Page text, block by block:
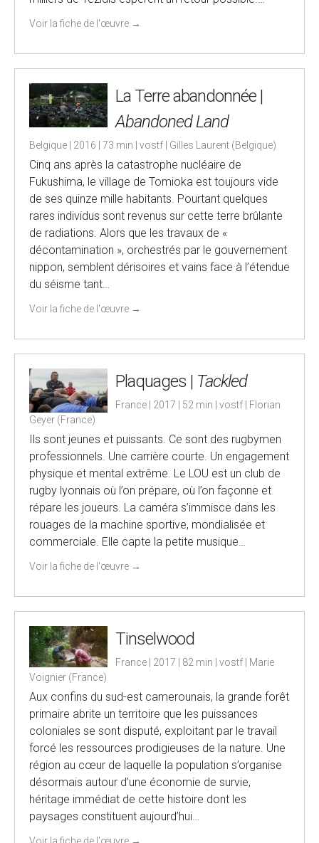
Voir la fiche de l'œuvre →
La Terre abandonnée |
Abandoned Land
Belgique | 2016 | 73 min | vostf | Gilles Laurent (Belgique)
Cinq ans après la catastrophe nucléaire de
Fukushima, le village de Tomioka est toujours vide
de ses quinze mille habitants. Pourtant quelques
rares individus sont revenus sur cette terre brûlante
de radiations. Alors que les travaux de «
décontamination », orchestrés par le gouvernement
nippon, semblent dérisoires et vains face à l’étendue
du séisme tant…
Voir la fiche de l'œuvre →
Plaquages | Tackled
France | 2017 | 52 min | vostf | Florian
Geyer (France)
Ils sont jeunes et puissants. Ce sont des rugbymen
professionnels. Une carrière courte. Un engagement
physique et mental extrême. Le LOU est un club de
rugby lyonnais où l’on prépare, où l’on façonne et
répare les joueurs. La caméra s’immisce dans les
rouages de la machine sportive, mondialisée et
commerciale. Elle capte la petite musique…
Voir la fiche de l'œuvre →
Tinselwood
France | 2017 | 82 min | vostf | Marie
Voignier (France)
Aux confins du sud-est camerounais, la grande forêt
primaire abrite un territoire que les puissances
coloniales se sont disputé, exploitant par le travail
forcé les ressources prodigieuses de la nature. Une
région au cœur de laquelle la population s’organise
désormais autour d’une économie de survie,
héritage immédiat de cette histoire dont les
paysages constituent aujourd’hui…